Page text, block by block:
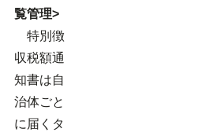
覧管理>
特別徴
収税額通
知書は自
治体ごと
に届くタ